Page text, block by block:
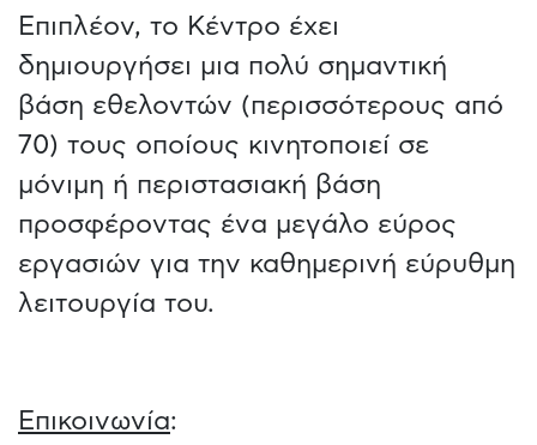
Επιπλέον, το Κέντρο έχει
δημιουργήσει μια πολύ σημαντική
βάση εθελοντών (περισσότερους από
70) τους οποίους κινητοποιεί σε
μόνιμη ή περιστασιακή βάση
προσφέροντας ένα μεγάλο εύρος
εργασιών για την καθημερινή εύρυθμη
λειτουργία του.
Επικοινωνία: